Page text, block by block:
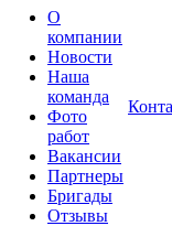
О
компании
Новости
Наша
команда
Фото
работ
Вакансии
Партнеры
Бригады
Отзывы